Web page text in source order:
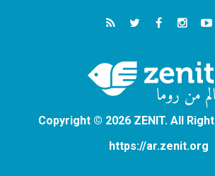
Copyright © 2026 ZENIT. All
https://ar.zenit.org